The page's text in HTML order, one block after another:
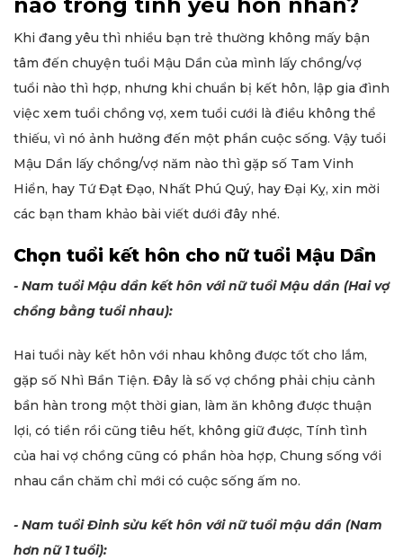
Khi đang yêu thì nhiều bạn trẻ thường không mấy bận
tâm đến chuyện tuổi Mậu Dần của mình lấy chồng/vợ
tuổi nào thì hợp, nhưng khi chuẩn bị kết hôn, lập gia đình
việc xem tuổi chồng vợ, xem tuổi cưới là điều không thể
thiếu, vì nó ảnh hưởng đến một phần cuộc sống. Vậy tuổi
Mậu Dần lấy chồng/vợ năm nào thì gặp số Tam Vinh
Hiển, hay Tứ Đạt Đạo, Nhất Phú Quý, hay Đại Kỵ, xin mời
các bạn tham khảo bài viết dưới đây nhé.
Chọn tuổi kết hôn cho nữ tuổi Mậu Dần
- Nam tuổi Mậu dần kết hôn với nữ tuổi Mậu dần (Hai vợ
chồng bằng tuổi nhau):
Hai tuổi này kết hôn với nhau không được tốt cho lắm,
gặp số Nhì Bần Tiện. Đây là số vợ chồng phải chịu cảnh
bần hàn trong một thời gian, làm ăn không được thuận
lợi, có tiền rồi cũng tiêu hết, không giữ được, Tính tình
của hai vợ chồng cũng có phần hòa hợp, Chung sống với
nhau cần chăm chỉ mới có cuộc sống ấm no.
- Nam tuổi Đinh sửu kết hôn với nữ tuổi mậu dần (Nam
hơn nữ 1 tuổi):